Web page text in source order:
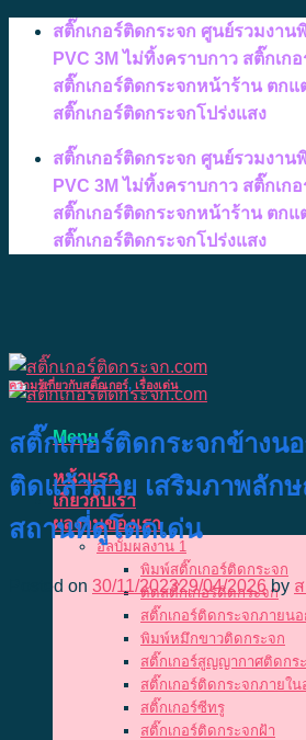
Skip
content
สติ๊กเกอร์ติดกระจก ศูนย์รวมงาน
PVC 3M ไม่ทิ้งคราบกาว สติ๊กเก
สติ๊กเกอร์ติดกระจกหน้าร้าน ตก
สติ๊กเกอร์ติดกระจกโปร่งแสง
สติ๊กเกอร์ติดกระจก ศูนย์รวมงาน
PVC 3M ไม่ทิ้งคราบกาว สติ๊กเก
สติ๊กเกอร์ติดกระจกหน้าร้าน ตก
สติ๊กเกอร์ติดกระจกโปร่งแสง
Menu
หน้าแรก
เกี่ยวกับเรา
ผลงานของเรา
อัลบั้มผลงาน 1
พิมพ์สติ๊กเกอร์ติดกระจก
ตัดสติ๊กเกอร์ติดกระจก
สติ๊กเกอร์ติดกระจกภายนอ
พิมพ์หมึกขาวติดกระจก
สติ๊กเกอร์สูญญากาศติดกร
สติ๊กเกอร์ติดกระจกภายใน
สติ๊กเกอร์ซีทรู
สติ๊กเกอร์ติดกระจกฝ้า
ความรู้เกี่ยวกับสติ๊กเกอร์, เรื่องเด่น
สติ๊กเกอร์ติดกระจกข้างน
ติดแล้วสวย เสริมภาพลัก
สถานที่ดูโดดเด่น
Posted on 30/11/202329/04/2026by